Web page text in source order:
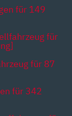
für 149
für
für 87
für 342